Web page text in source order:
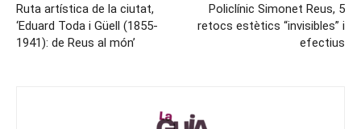
Ruta artística de la ciutat,
‘Eduard Toda i Güell (1855-
1941): de Reus al món’
Policlínic Simonet Reus, 5
retocs estètics “invisibles” i
efectius